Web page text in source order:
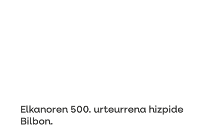
Elkanoren 500. urteurrena hizpide
Bilbon.